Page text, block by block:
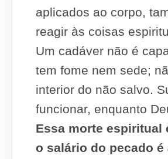
aplicados ao corpo,
reagir às coisas
Um cadáver não é
tem fome nem sede;
interior do não salvo.
funcionar, enquanto
Essa morte espiritual
o salário do pecado é